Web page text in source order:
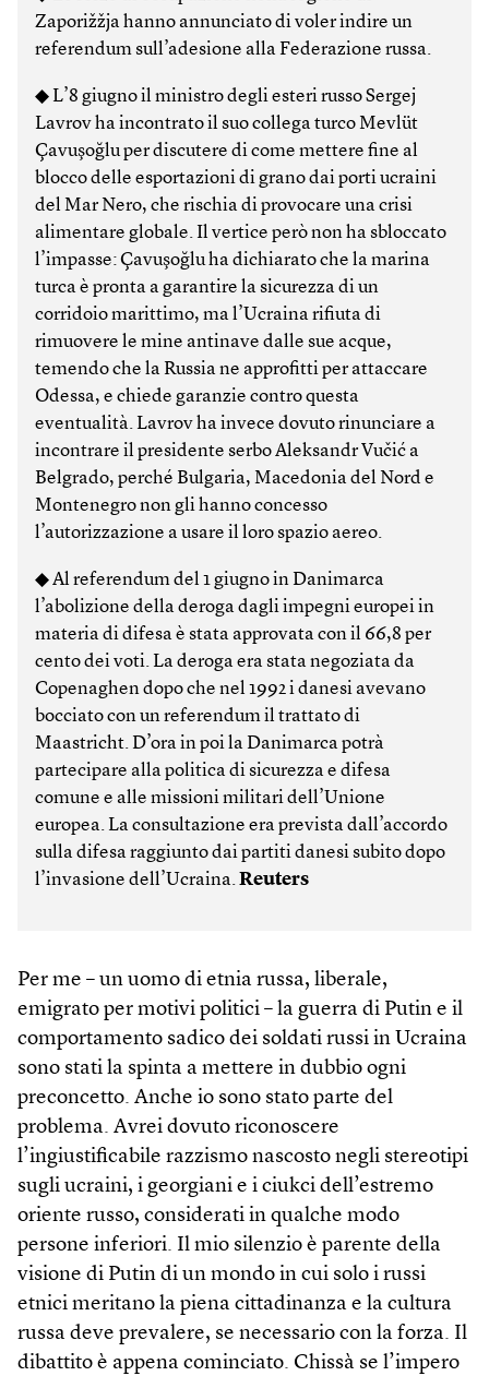
Zaporižžja hanno annunciato di voler indire un
referendum sull’adesione alla Federazione russa.
◆ L’8 giugno il ministro degli esteri russo Sergej
Lavrov ha incontrato il suo collega turco Mevlüt
Çavuşoğlu per discutere di come mettere fine al
blocco delle esportazioni di grano dai porti ucraini
del Mar Nero, che rischia di provocare una crisi
alimentare globale. Il vertice però non ha sbloccato
l’impasse: Çavuşoğlu ha dichiarato che la marina
turca è pronta a garantire la sicurezza di un
corridoio marittimo, ma l’Ucraina rifiuta di
rimuovere le mine antinave dalle sue acque,
temendo che la Russia ne approfitti per attaccare
Odessa, e chiede garanzie contro questa
eventualità. Lavrov ha invece dovuto rinunciare a
incontrare il presidente serbo Aleksandr Vučić a
Belgrado, perché Bulgaria, Macedonia del Nord e
Montenegro non gli hanno concesso
l’autorizzazione a usare il loro spazio aereo.
◆ Al referendum del 1 giugno in Danimarca
l’abolizione della deroga dagli impegni europei in
materia di difesa è stata approvata con il 66,8 per
cento dei voti. La deroga era stata negoziata da
Copenaghen dopo che nel 1992 i danesi avevano
bocciato con un referendum il trattato di
Maastricht. D’ora in poi la Danimarca potrà
partecipare alla politica di sicurezza e difesa
comune e alle missioni militari dell’Unione
europea. La consultazione era prevista dall’accordo
sulla difesa raggiunto dai partiti danesi subito dopo
l’invasione dell’Ucraina.Reuters
Per me – un uomo di etnia russa, liberale,
emigrato per motivi politici – la guerra di Putin e il
comportamento sadico dei soldati russi in Ucraina
sono stati la spinta a mettere in dubbio ogni
preconcetto. Anche io sono stato parte del
problema. Avrei dovuto riconoscere
l’ingiustificabile razzismo nascosto negli stereotipi
sugli ucraini, i georgiani e i ciukci dell’estremo
oriente russo, considerati in qualche modo
persone inferiori. Il mio silenzio è parente della
visione di Putin di un mondo in cui solo i russi
etnici meritano la piena cittadinanza e la cultura
russa deve prevalere, se necessario con la forza. Il
dibattito è appena cominciato. Chissà se l’impero